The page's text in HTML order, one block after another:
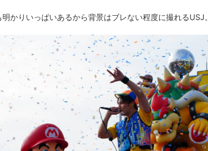
かりいっぱいあるから背景はブレない程度に撮れるUSJ。